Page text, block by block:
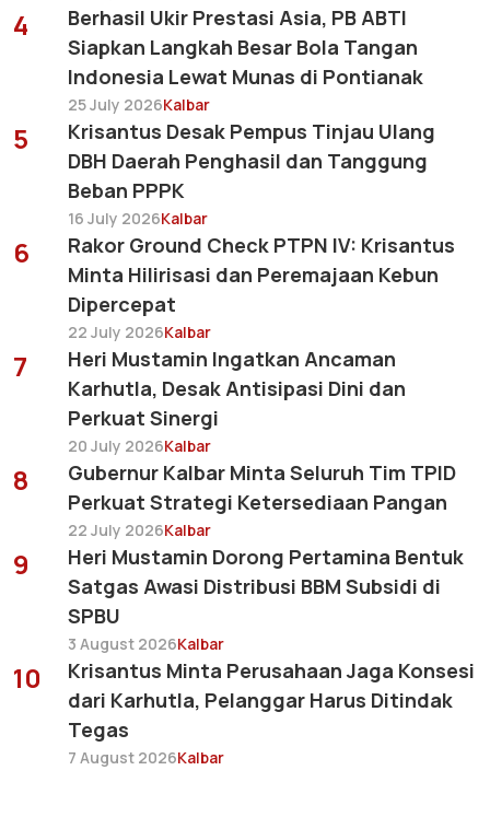
4
Berhasil Ukir Prestasi Asia, PB ABTI
Siapkan Langkah Besar Bola Tangan
Indonesia Lewat Munas di Pontianak
25 July 2026Kalbar
5
Krisantus Desak Pempus Tinjau Ulang
DBH Daerah Penghasil dan Tanggung
Beban PPPK
16 July 2026Kalbar
6
Rakor Ground Check PTPN IV: Krisantus
Minta Hilirisasi dan Peremajaan Kebun
Dipercepat
22 July 2026Kalbar
7
Heri Mustamin Ingatkan Ancaman
Karhutla, Desak Antisipasi Dini dan
Perkuat Sinergi
20 July 2026Kalbar
8
Gubernur Kalbar Minta Seluruh Tim TPID
Perkuat Strategi Ketersediaan Pangan
22 July 2026Kalbar
9
Heri Mustamin Dorong Pertamina Bentuk
Satgas Awasi Distribusi BBM Subsidi di
SPBU
3 August 2026Kalbar
10
Krisantus Minta Perusahaan Jaga Konsesi
dari Karhutla, Pelanggar Harus Ditindak
Tegas
7 August 2026Kalbar